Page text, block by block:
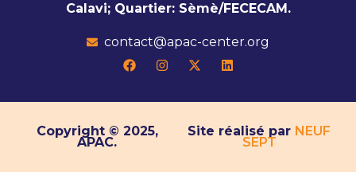
Calavi; Quartier: Sèmè/FECECAM.
contact@apac-center.org
Copyright © 2025,
APAC.
Site réalisé par NEUF
SEPT